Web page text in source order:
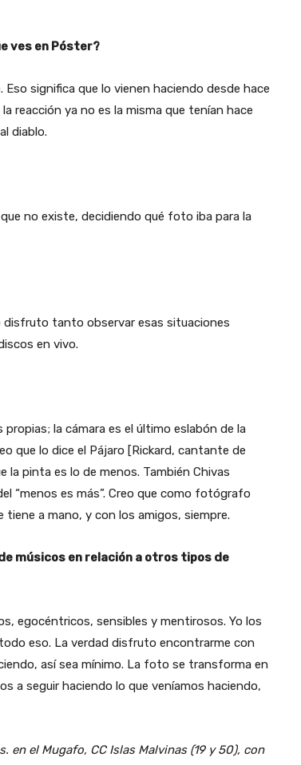
ves en Póster?
significa que lo vienen haciendo desde hace
reacción ya no es la misma que tenían hace
diablo.
no existe, decidiendo qué foto iba para la
tanto observar esas situaciones
en vivo.
la cámara es el último eslabón de la
que lo dice el Pájaro [Rickard, cantante de
la pinta es lo de menos. También Chivas
“menos es más”. Creo que como fotógrafo
tiene a mano, y con los amigos, siempre.
músicos en relación a otros tipos de
egocéntricos, sensibles y mentirosos. Yo los
eso. La verdad disfruto encontrarme con
así sea mínimo. La foto se transforma en
a seguir haciendo lo que veníamos haciendo,
en el Mugafo, CC Islas Malvinas (19 y 50), con